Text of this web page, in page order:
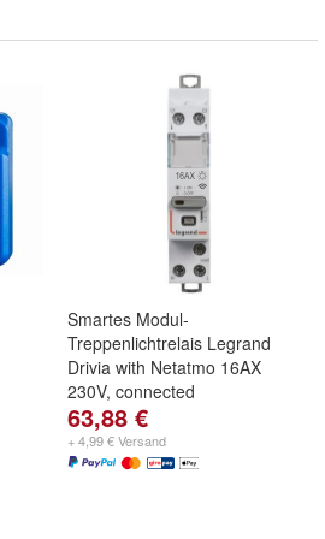
Smartes Modul-
Treppenlichtrelais Legrand
Drivia with Netatmo 16AX
230V, connected
63,88 €
+ 4,99 € Versand